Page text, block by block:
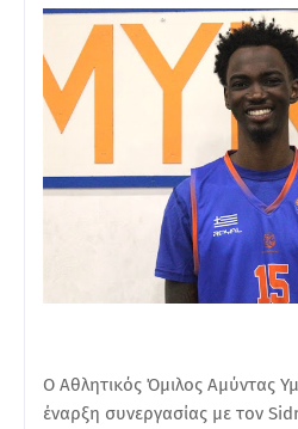
Ο Αθλητικός Όμιλος Αμύντας
έναρξη συνεργασίας με τον